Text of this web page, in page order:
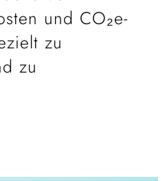
und CO₂e-
zu
zu